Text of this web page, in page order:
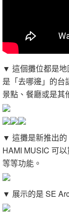
▼ 這個攤位都是
是「去哪邊」的台
景點、餐廳或是其
▼ 這攤是新推出的
HAMI MUSIC 可
等等功能。
▼ 展示的是 SE